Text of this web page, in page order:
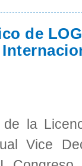
de
de la
Vice